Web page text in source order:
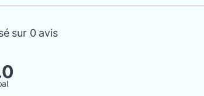
sur 0 avis